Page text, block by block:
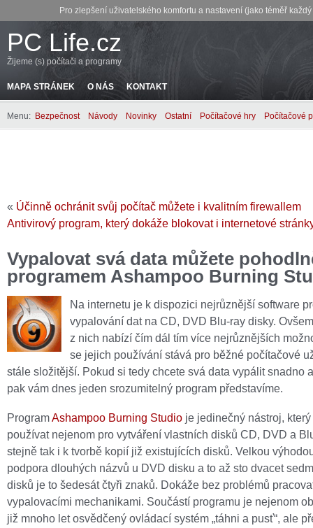
Pro zlepšení uživatelského komfortu a nastavení (jako téměř
PC Life.cz
Žijeme (s) počítači a programy
MAPA STRÁNEK O NÁS KONTAKT
Menu: Bezpečnost Návody Novinky Ostatní Počítačové hry Počítačové
« Účinně ochránit svůj počítač můžete i kvalitním firewallem
Antivirový program, který dokáže blokovat i internetové
Vypalovat svá data můžete
programem Ashampoo Burning
Na internetu je k dispozici nejrůznější software
vypalování dat na CD, DVD Blu-ray disky.
z nich nabízí čím dál tím více nejrůznějších
se jejich používání stává pro běžné počítačové
stále složitější. Pokud si tedy chcete svá data vypálit snadno
pak vám dnes jeden srozumitelný program představíme.
ProgramAshampoo Burning Studio je jedinečný nástroj,
používat nejenom pro vytváření vlastních disků CD, DVD a
stejně tak i k tvorbě kopií již existujících disků. Velkou
podpora dlouhých názvů u DVD disku a to až sto dvacet
disků je to šedesát čtyři znaků. Dokáže bez problémů
vypalovacími mechanikami. Součástí programu je nejenom
již mnoho let osvědčený ovládací systém „táhni a pusť“, ale